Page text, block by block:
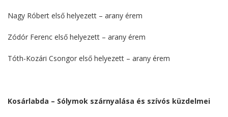
Nagy Róbert első helyezett – arany érem
Zódór Ferenc első helyezett – arany érem
Tóth-Kozári Csongor első helyezett – arany érem
Kosárlabda – Sólymok szárnyalása és szívós küzdelmei